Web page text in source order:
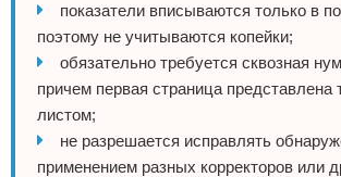
показатели вписываются только в
поэтому не учитываются копейки;
обязательно требуется сквозная
причем первая страница представлена
листом;
не разрешается исправлять
применением разных корректоров или